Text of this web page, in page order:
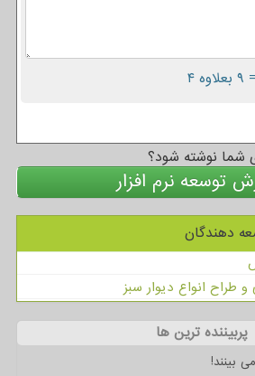
= ۹ بعلاوه ۴
شما نوشته شود؟
توسعه نرم افزار
دهندگان
طراح انواع دیوار سبز
پربیننده ترین ها
بینند!